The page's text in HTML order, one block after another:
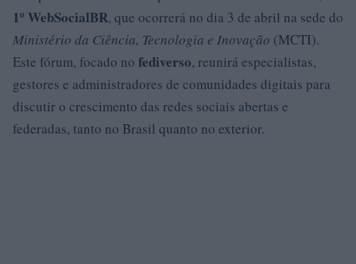
1º WebSocialBR, que ocorrerá no dia 3 de abril na sede do
Ministério da Ciência, Tecnologia e Inovação (MCTI).
Este fórum, focado no fediverso, reunirá especialistas,
gestores e administradores de comunidades digitais para
discutir o crescimento das redes sociais abertas e
federadas, tanto no Brasil quanto no exterior.